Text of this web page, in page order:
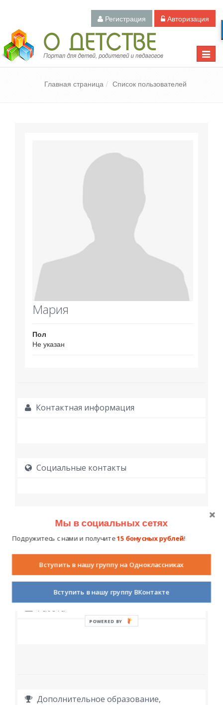
Регистрация Авторизация
Toggle
Педагогический портал «О детстве»
Главная страница Список пользователей
Мария
Пол
Не указан
Контактная информация
Социальные контакты
Работа
Дополнительное образование,
Мы в социальных сетях
Подружитесь с нами и получите15 бонусных рублей!
Вступить в нашу группу на Одноклассниках
Вступить в нашу группу ВКонтакте
POWERED BY